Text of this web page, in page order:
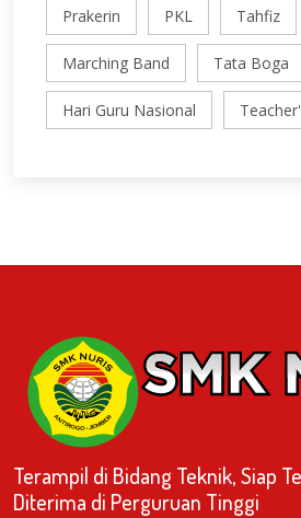
Prakerin PKL Tahfiz
Marching Band Tata Boga
Hari Guru Nasional
Terampil di Bidang Teknik, Siap
Diterima di Perguruan Tinggi